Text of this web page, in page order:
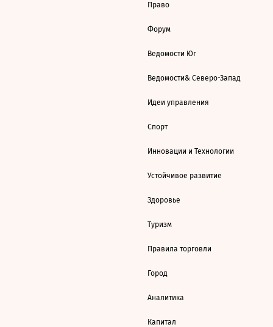
Право
Форум
Ведомости Юг
Ведомости& Северо-Запад
Идеи управления
Спорт
Инновации и Технологии
Устойчивое развитие
Здоровье
Туризм
Правила торговли
Город
Аналитика
Капитал